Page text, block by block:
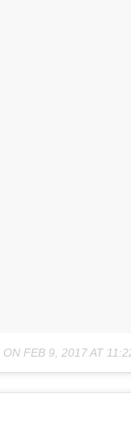
ON FEB 9, 2017 AT 11:22AM